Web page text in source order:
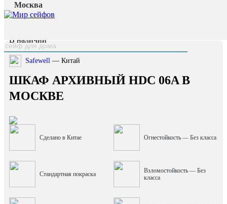
Москва
Главная страница
Каталог /
В наличии
Safewell — Китай
ШКАФ АРХИВНЫЙ HDC 06A В
МОСКВЕ
Сделано в Китае Огнестойкость — Без класса
Стандартная покраска
Взломостойкость — Без
класса